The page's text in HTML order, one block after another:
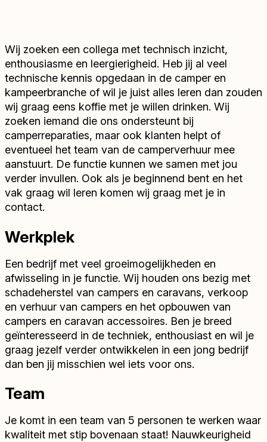
Wij zoeken een collega met technisch inzicht,
enthousiasme en leergierigheid. Heb jij al veel
technische kennis opgedaan in de camper en
kampeerbranche of wil je juist alles leren dan zouden
wij graag eens koffie met je willen drinken. Wij
zoeken iemand die ons ondersteunt bij
camperreparaties, maar ook klanten helpt of
eventueel het team van de camperverhuur mee
aanstuurt. De functie kunnen we samen met jou
verder invullen. Ook als je beginnend bent en het
vak graag wil leren komen wij graag met je in
contact.
Werkplek
Een bedrijf met veel groeimogelijkheden en
afwisseling in je functie. Wij houden ons bezig met
schadeherstel van campers en caravans, verkoop
en verhuur van campers en het opbouwen van
campers en caravan accessoires. Ben je breed
geïnteresseerd in de techniek, enthousiast en wil je
graag jezelf verder ontwikkelen in een jong bedrijf
dan ben jij misschien wel iets voor ons.
Team
Je komt in een team van 5 personen te werken waar
kwaliteit met stip bovenaan staat! Nauwkeurigheid